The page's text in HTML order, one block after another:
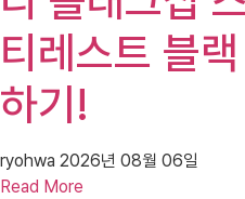
티레스트 블
하기!
ryohwa 2026년 08월 06일
Read More